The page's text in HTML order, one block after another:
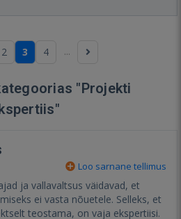
2 3 4 ...
"Projekti
Loo sarnane tellimus
ja vallavaltsus väidavad, et
ei vasta nõuetele. Selleks, et
teostama, on vaja ekspertiisi.